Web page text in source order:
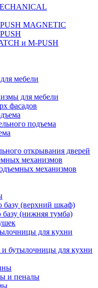
MAGNETIC
и M-PUSH
мебели
для мебели
фасадов
подъема
открывания дверей
механизмов
механизмов
(верхний шкаф)
(нижняя тумба)
для кухни
и бутылочницы для кухни
и пеналы